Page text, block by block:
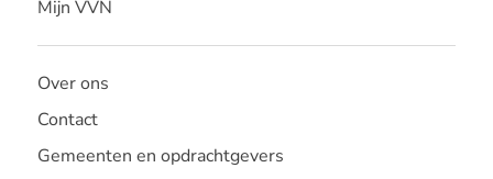
Mijn VVN
Over ons
Contact
Gemeenten en opdrachtgevers